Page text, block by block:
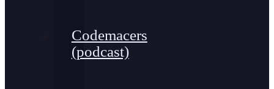
Codemacers
(podcast)